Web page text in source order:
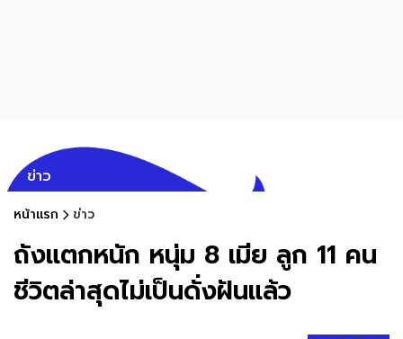
ข่าว
หน้าแรก ข่าว
ถังแตกหนัก หนุ่ม 8 เมีย ลูก 11 คน
ชีวิตล่าสุดไม่เป็นดั่งฝันแล้ว